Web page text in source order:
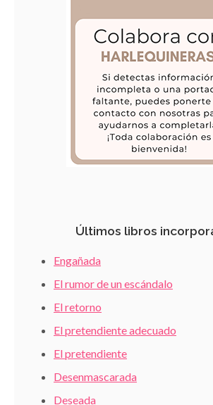
Últimos libros
Engañada
El rumor de un escándalo
El retorno
El pretendiente adecuado
El pretendiente
Desenmascarada
Deseada